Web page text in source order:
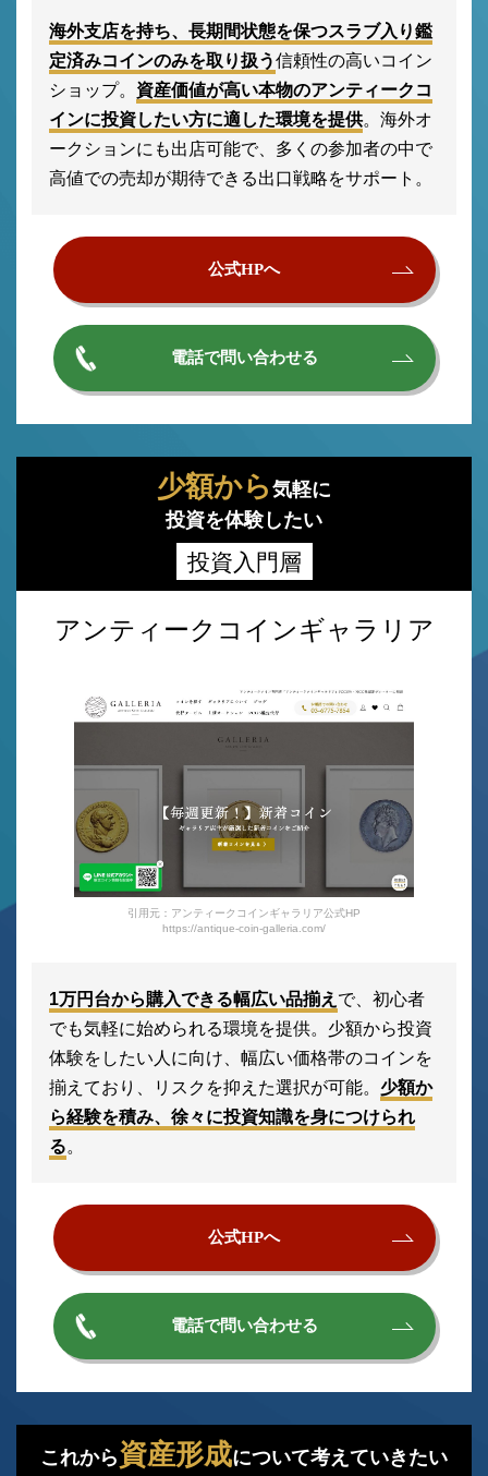
海外支店を持ち、長期間状態を保つスラブ入り鑑
定済みコインのみを取り扱う信頼性の高いコイン
ショップ。 資産価値が高い本物のアンティークコ
インに投資したい方に適した環境を提供。海外オ
ークションにも出店可能で、多くの参加者の中で
高値での売却が期待できる出口戦略をサポート。
公式HPへ
電話で問い合わせる
少額から 気軽に
投資を体験したい
投資入門層
アンティークコインギャラリア
引用元：アンティークコインギャラリア公式HP
https://antique-coin-galleria.com/
1万円台から購入できる幅広い品揃え で、初心者
でも気軽に始められる環境を提供。少額から投資
体験をしたい人に向け、幅広い価格帯のコインを
揃えており、リスクを抑えた選択が可能。 少額か
ら経験を積み、徐々に投資知識を身につけられ
る。
公式HPへ
電話で問い合わせる
これから資産形成について考えていきたい